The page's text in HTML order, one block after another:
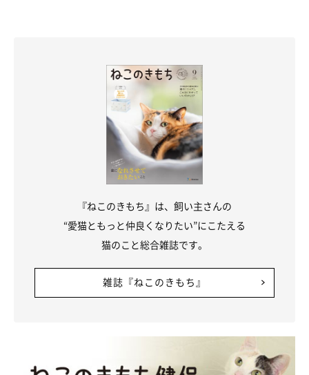
『ねこのきもち』は、飼い主さんの
“愛猫ともっと仲良くなりたい”にこたえる
猫のこと総合雑誌です。
雑誌『ねこのきもち』